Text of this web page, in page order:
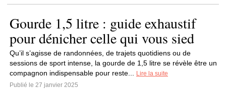
Gourde 1,5 litre : guide exhaustif
pour dénicher celle qui vous sied
Qu’il s’agisse de randonnées, de trajets quotidiens ou de
sessions de sport intense, la gourde de 1,5 litre se révèle être un
compagnon indispensable pour reste...
Lire la suite
Publié le 27 janvier 2025